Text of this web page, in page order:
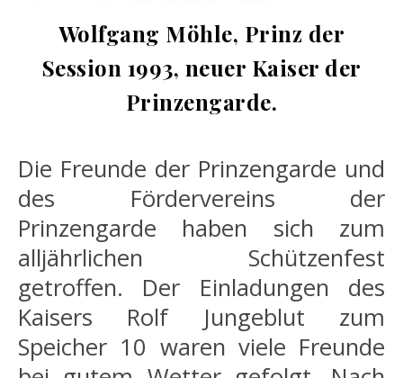
Wolfgang Möhle, Prinz der
Session 1993, neuer Kaiser der
Prinzengarde.
Die Freunde der Prinzengarde und
des Fördervereins der
Prinzengarde haben sich zum
alljährlichen Schützenfest
getroffen. Der Einladungen des
Kaisers Rolf Jungeblut zum
Speicher 10 waren viele Freunde